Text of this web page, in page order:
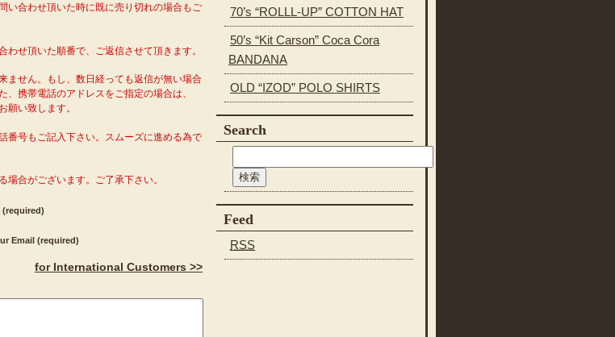
い合わせ頂いた時に既に売り切れの場合もご
わせ頂いた順番で、ご返信させて頂きます。
ません。もし、数日経っても返信が無い場合
携帯電話のアドレスをご指定の場合は、
願い致します。
番号もご記入下さい。スムーズに進める為で
場合がございます。ご了承下さい。
(required)
Email (required)
for International Customers >>
70’s “ROLLL-UP” COTTON HAT
50’s “Kit Carson” Coca Cora
BANDANA
OLD “IZOD” POLO SHIRTS
Search
Feed
RSS